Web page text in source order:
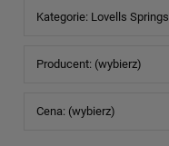
Kategorie: Lovells Springs
Producent: (wybierz)
Cena: (wybierz)